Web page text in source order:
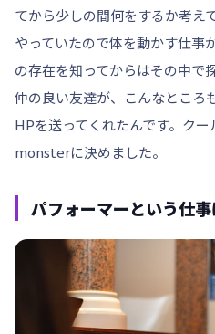
てから少しの間何をするか考え
やっていたので体を動かす仕事
の存在を知ってからはその中で
仲の良い友達が、こんなとこ
HPを送ってくれたんです。ク
monsterに決めました。
パフォーマーという仕